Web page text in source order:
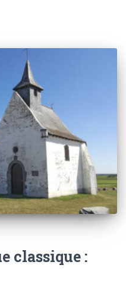
classique :